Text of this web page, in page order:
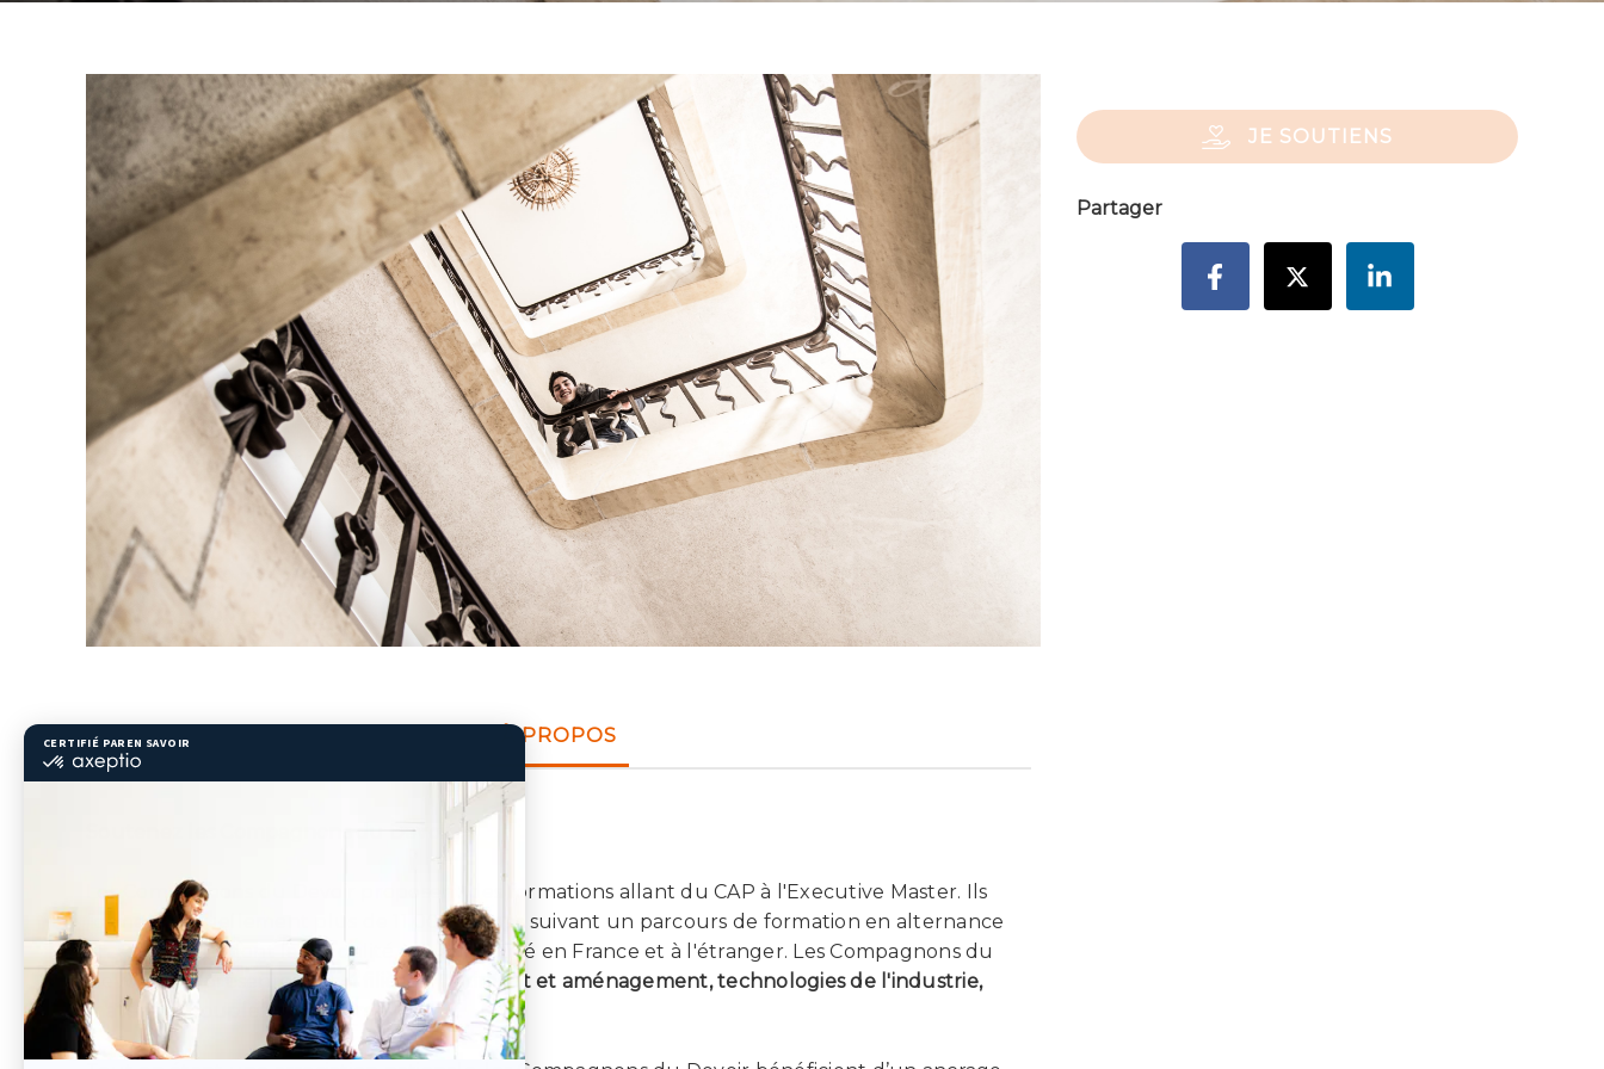
JE SOUTIENS
Partager
À PROPOS
Soutenez les Compagnons du Devoir !
Les Compagnons du Devoir proposent des formations allant du CAP à l'Executive Master. Ils
forment actuellement plus de 11 000 jeunes suivant un parcours de formation en alternance
en entreprise, dont la spécialité est la mobilité en France et à l'étranger. Les Compagnons du
Devoir sont présents dans 4 filières : bâtiment et aménagement, technologies de l'industrie,
matériaux souples et métiers du goût